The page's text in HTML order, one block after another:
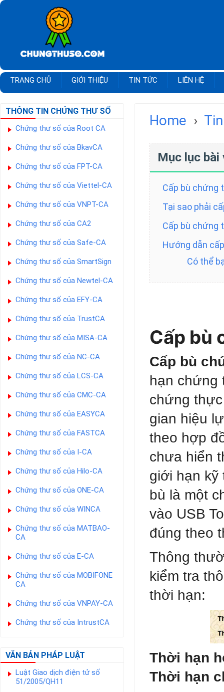
TRANG CHỦ GIỚI THIỆU TIN TỨC LIÊN HỆ
THÔNG TIN CHỨNG THƯ SỐ
Chứng thư số của Root CA
Chứng thư số của BkavCA
Chứng thư số của FPT-CA
Chứng thư số của Viettel-CA
Chứng thư số của VNPT-CA
Chứng thư số của CA2
Chứng thư số của Safe-CA
Chứng thư số của SmartSign
Chứng thư số của Newtel-CA
Chứng thư số của EFY-CA
Chứng thư số của TrustCA
Chứng thư số của MISA-CA
Chứng thư số của NC-CA
Chứng thư số của LCS-CA
Chứng thư số của CMC-CA
Chứng thư số của EASYCA
Chứng thư số của FASTCA
Chứng thư số của I-CA
Chứng thư số của Hilo-CA
Chứng thư số của ONE-CA
Chứng thư số của WINCA
Chứng thư số của MATBAO-
CA
Chứng thư số của E-CA
Chứng thư số của MOBIFONE
CA
Chứng thư số của VNPAY-CA
Chứng thư số của IntrustCA
VĂN BẢN PHÁP LUẬT
Luật Giao dịch điện tử số
51/2005/QH11
Home ›
Mục lục bài
Cấp bù chứng
Tại sao phải
Cấp bù chứng
Hướng dẫn
Có thể
Cấp bù
Cấp bù
hạn chứng
chứng
gian hiệu
theo hợp
chưa hiển
giới hạn kỹ
bù là một
vào USB
đúng theo
Thông
kiểm tra
thời hạn:
Thời hạn
Thời hạn